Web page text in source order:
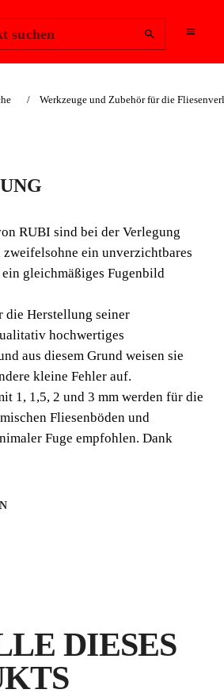
suchen
Werkzeuge und Zubehör für die
RUBI sind bei der Verlegung von
ein unverzichtbares
gleichmäßiges Fugenbild erzielen
T-ABSTANDSHALTER-
RUBI sind bei der Verlegung
ein unverzichtbares
gleichmäßiges Fugenbild
die Herstellung seiner
hochwertiges
aus diesem Grund weisen sie
kleine Fehler auf.
1, 1,5, 2 und 3 mm werden für die
Fliesenböden und
Fuge empfohlen. Dank
DIESES